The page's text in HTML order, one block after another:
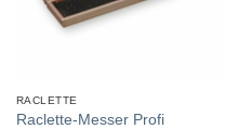
RACLETTE
Raclette-Messer Profi